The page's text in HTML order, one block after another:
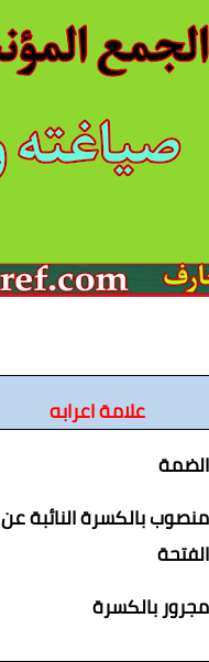
علامة اعرابه
الضمة
منصوب بالكسرة النائبة عن
الفتحة
مجرور بالكسرة